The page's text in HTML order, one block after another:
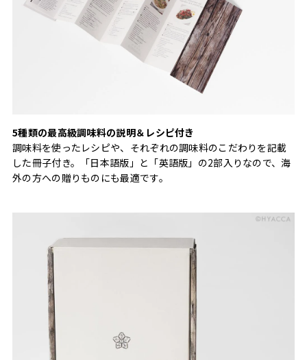
5種類の最高級調味料の説明＆レシピ付き
調味料を使ったレシピや、それぞれの調味料のこだわりを記載
した冊子付き。「日本語版」と「英語版」の2部入りなので、海
外の方への贈りものにも最適です。